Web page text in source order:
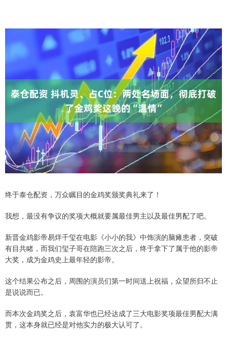
终于泰仓配资，万众瞩目的金鸡奖颁奖典礼来了！
我想，最没有争议的奖项大概就要属最佳男主以及最佳男配了吧。
新晋金鸡影帝易烊千玺在电影《小小的我》中饰演的脑瘫患者，突破
有目共睹，而我们玺子哥在陪跑三次之后，终于拿下了属于他的影帝
大奖，成为金鸡史上最年轻的影帝。
这个结果公布之后，周围的演员们第一时间送上祝福，众望所归不止
是说说而已。
而本次金鸡奖之后，袁富华也已经达成了三大电影奖项最佳男配大满
贯，这本身就已经是对他实力的极大认可了。